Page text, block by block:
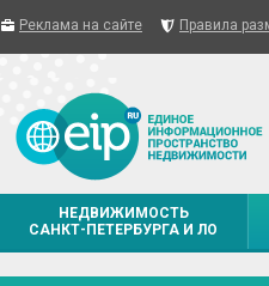
Реклама на сайте Правила
НЕДВИЖИМОСТЬ
САНКТ-ПЕТЕРБУРГА И ЛО